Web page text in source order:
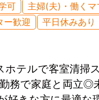
可
主婦(夫)・働くマ
ー歓迎
平日休みあり
ホテルで客室清掃
務で家庭と両立◎